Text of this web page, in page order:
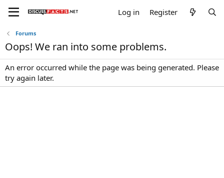
Log in Register
Forums
Oops! We ran into some problems.
An error occurred while the page was being generated. Please
try again later.